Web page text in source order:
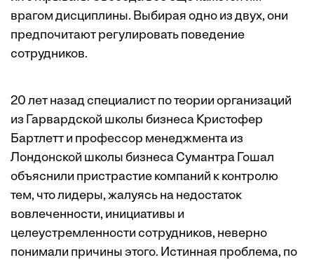
врагом дисциплины. Выбирая одно из двух, они
предпочитают регулировать поведение
сотрудников.
20 лет назад специалист по теории организаций
из Гарвардской школы бизнеса Кристофер
Бартлетт и профессор менеджмента из
Лондонской школы бизнеса Сумантра Гошал
объяснили пристрастие компаний к контролю
тем, что лидеры, жалуясь на недостаток
вовлеченности, инициативы и
целеустремленности сотрудников, неверно
понимали причины этого. Истинная проблема, по